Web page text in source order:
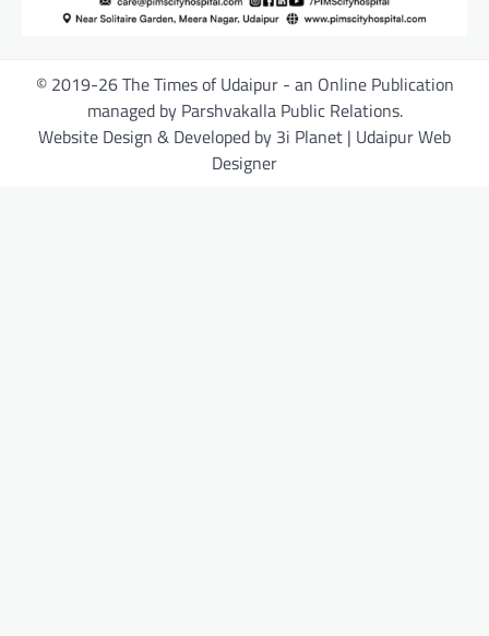
© 2019-26 The Times of Udaipur - an Online Publication
managed by Parshvakalla Public Relations.
Website Design & Developed by 3i Planet | Udaipur Web
Designer